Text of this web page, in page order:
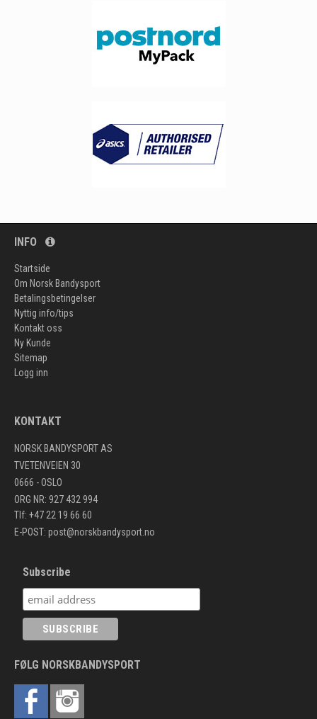
INFO
Startside
Om Norsk Bandysport
Betalingsbetingelser
Nyttig info/tips
Kontakt oss
Ny Kunde
Sitemap
Logg inn
KONTAKT
NORSK BANDYSPORT AS
TVETENVEIEN 30
0666 - OSLO
ORG NR: 927 432 994
Tlf: +47 22 19 66 60
E-POST: post@norskbandysport.no
Subscribe
FØLG NORSKBANDYSPORT